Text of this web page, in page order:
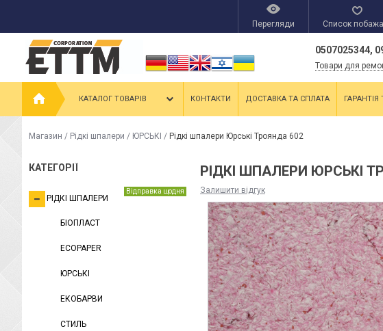
Перегляди Список
0507025344,
Товари для
КАТАЛОГ ТОВАРІВ КОНТАКТИ ДОСТАВКА ТА СПЛАТА
Магазин / Рідкі шпалери / ЮРСЬКІ / Рідкі шпалери Юрські Троянда 602
КАТЕГОРІЇ
РІДКІ ШПАЛЕРИ
Відправка щодня
БІОПЛАСТ
ECOPAPER
ЮРСЬКІ
ЕКОБАРВИ
СТИЛЬ
РІДКІ ШПАЛЕРИ ЮРСЬКІ
Залишити відгук